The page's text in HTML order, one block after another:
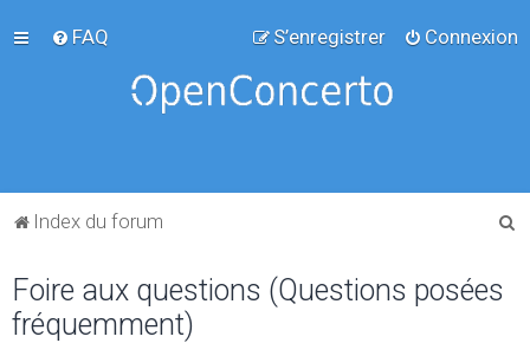
FAQ Connexion
S’enregistrer
Index du forum
Foire aux questions (Questions posées
fréquemment)